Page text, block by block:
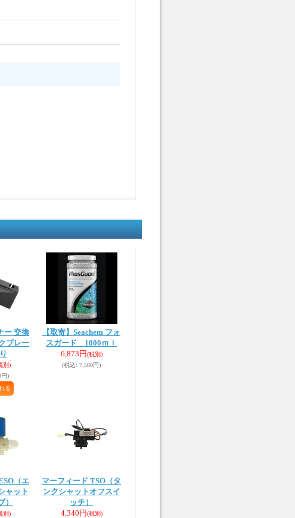
ー 交換
ブレー
別)
円)
【取寄】Seachem フォ
スガード 1000ｍｌ
6,873円(税別)
(税込: 7,560円)
（エ
ャット
）
別)
マーフィード TSO（タ
ンクシャットオフスイ
ッチ）
4,340円(税別)